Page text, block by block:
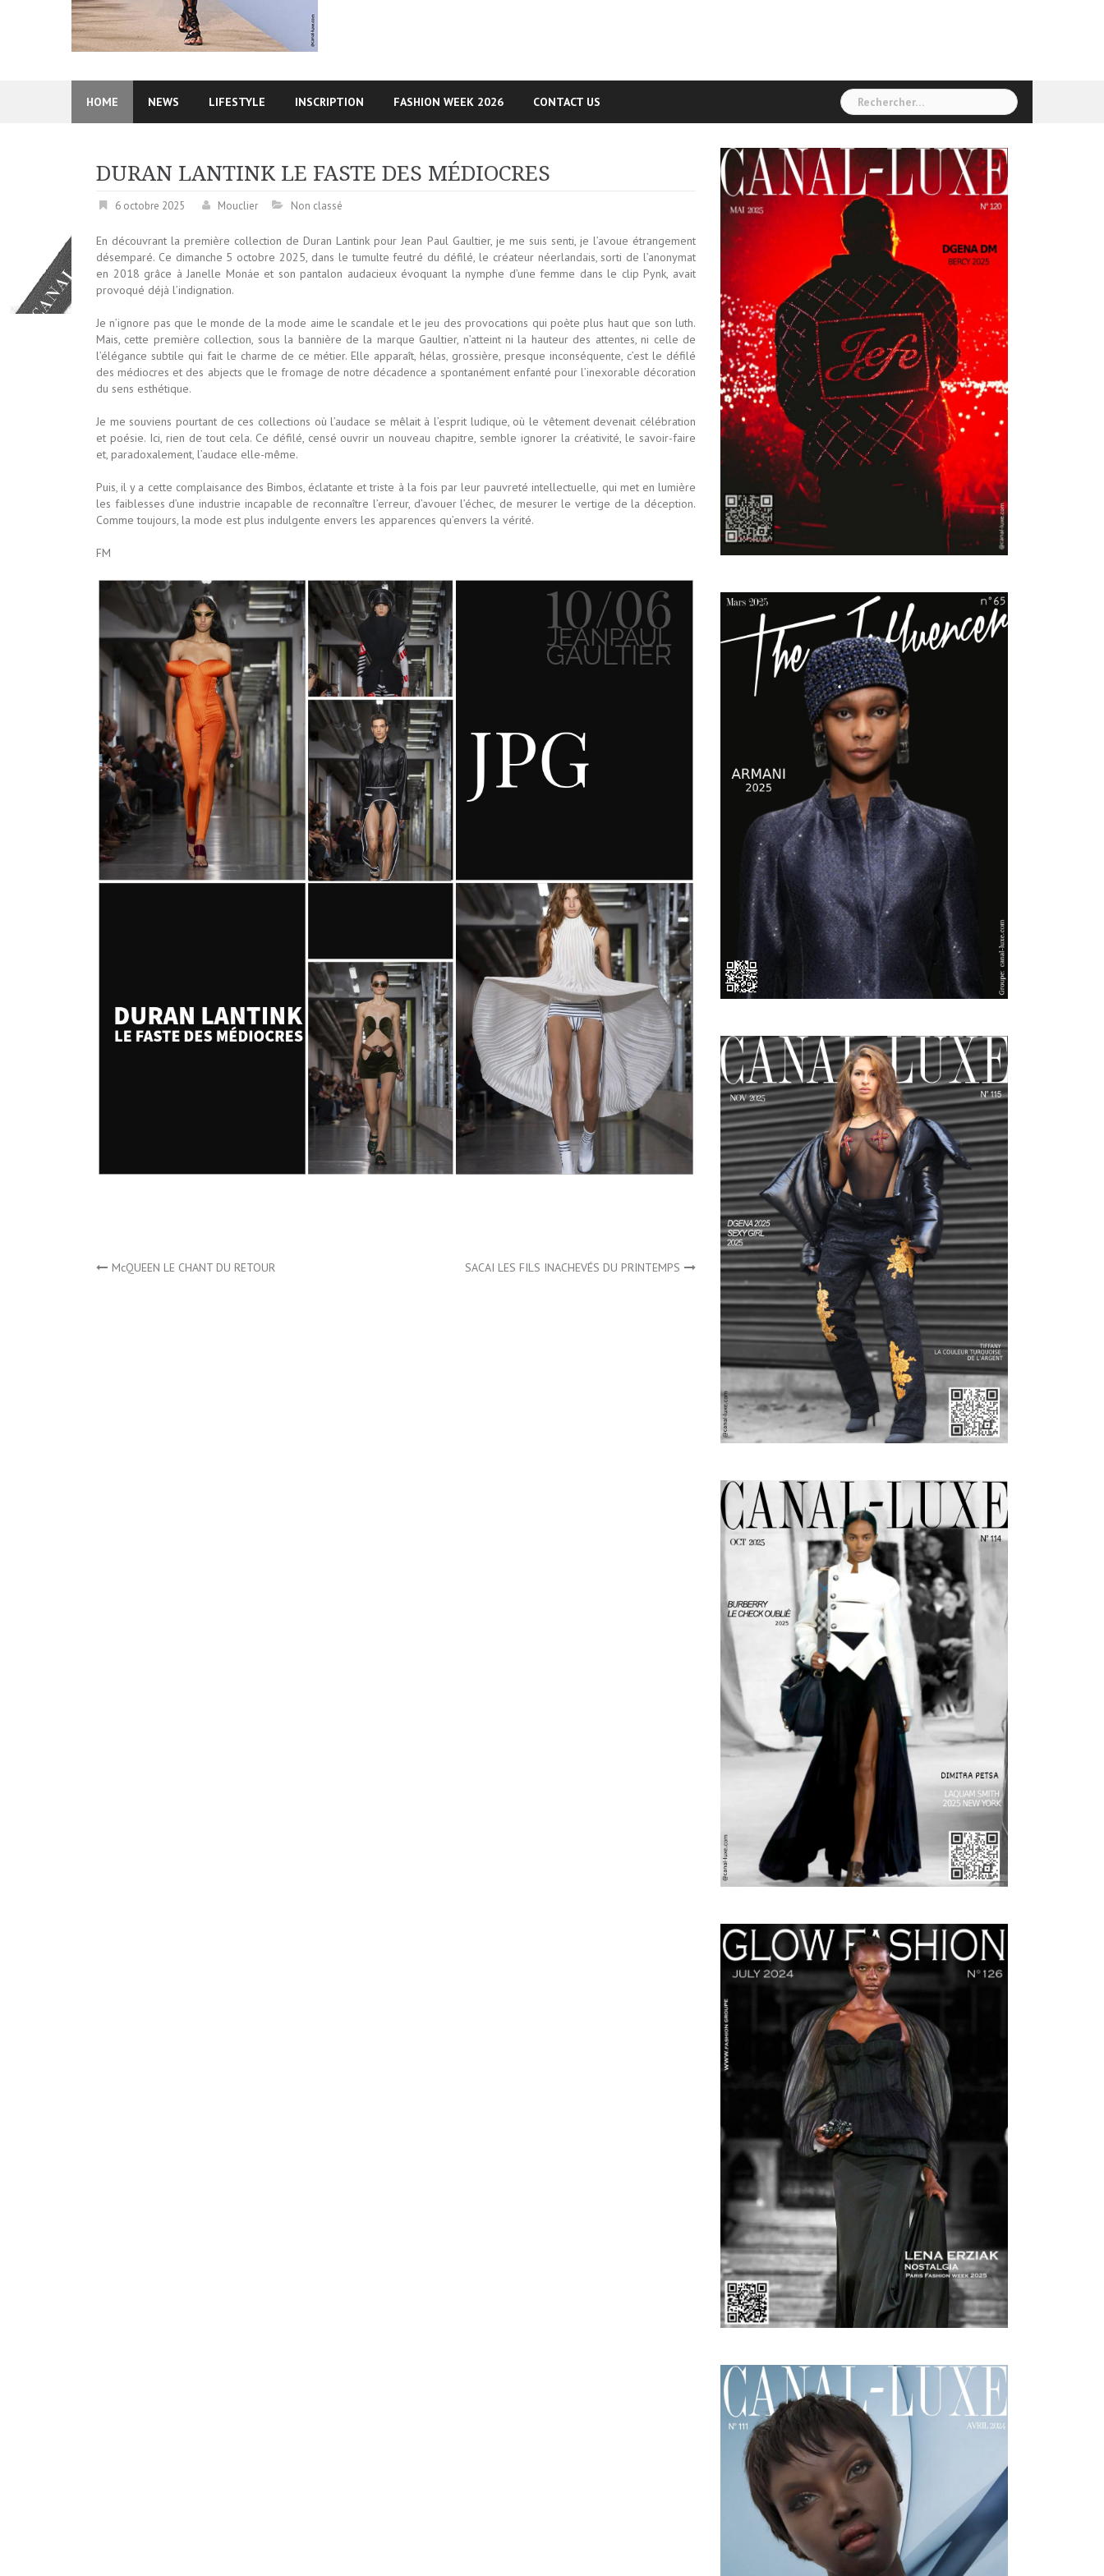
HOME NEWS LIFESTYLE INSCRIPTION FASHION WEEK 2026 CONTACT US Rechercher :
DURAN LANTINK LE FASTE DES MÉDIOCRES
6 octobre 2025 Mouclier Non classé
En découvrant la première collection de Duran Lantink pour Jean Paul Gaultier, je me suis senti, je l’avoue étrangement
désemparé. Ce dimanche 5 octobre 2025, dans le tumulte feutré du défilé, le créateur néerlandais, sorti de l’anonymat
en 2018 grâce à Janelle Monáe et son pantalon audacieux évoquant la nymphe d’une femme dans le clip Pynk, avait
provoqué déjà l’indignation.
Je n’ignore pas que le monde de la mode aime le scandale et le jeu des provocations qui poète plus haut que son luth.
Mais, cette première collection, sous la bannière de la marque Gaultier, n’atteint ni la hauteur des attentes, ni celle de
l’élégance subtile qui fait le charme de ce métier. Elle apparaît, hélas, grossière, presque inconséquente, c’est le défilé
des médiocres et des abjects que le fromage de notre décadence a spontanément enfanté pour l’inexorable décoration
du sens esthétique.
Je me souviens pourtant de ces collections où l’audace se mêlait à l’esprit ludique, où le vêtement devenait célébration
et poésie. Ici, rien de tout cela. Ce défilé, censé ouvrir un nouveau chapitre, semble ignorer la créativité, le savoir-faire
et, paradoxalement, l’audace elle-même.
Puis, il y a cette complaisance des Bimbos, éclatante et triste à la fois par leur pauvreté intellectuelle, qui met en lumière
les faiblesses d’une industrie incapable de reconnaître l’erreur, d’avouer l’échec, de mesurer le vertige de la déception.
Comme toujours, la mode est plus indulgente envers les apparences qu’envers la vérité.
FM
Navigation
McQUEEN LE CHANT DU RETOUR SACAI LES FILS INACHEVÉS DU PRINTEMPS